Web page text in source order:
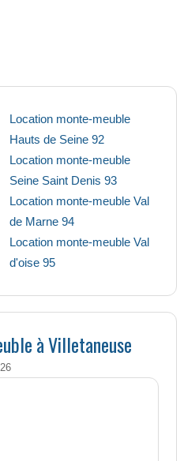
Location monte-meuble
Hauts de Seine 92
Location monte-meuble
Seine Saint Denis 93
Location monte-meuble Val
de Marne 94
Location monte-meuble Val
d'oise 95
à Villetaneuse